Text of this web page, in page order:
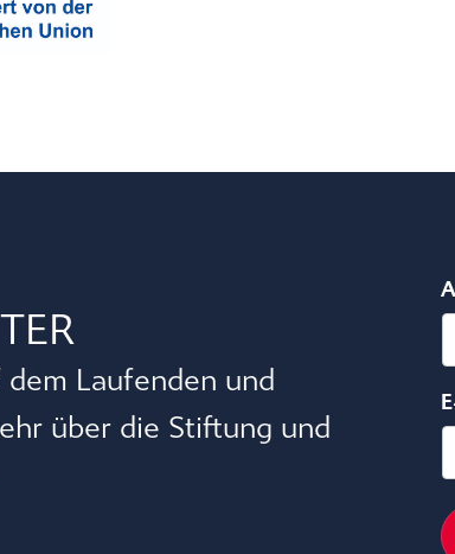
Laufenden und
über die Stiftung und